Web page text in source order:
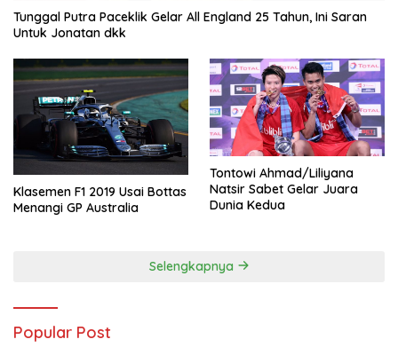
Tunggal Putra Paceklik Gelar All England 25 Tahun, Ini Saran
Untuk Jonatan dkk
Klasemen F1 2019 Usai Bottas
Menangi GP Australia
Tontowi Ahmad/Liliyana
Natsir Sabet Gelar Juara
Dunia Kedua
Selengkapnya
Popular Post